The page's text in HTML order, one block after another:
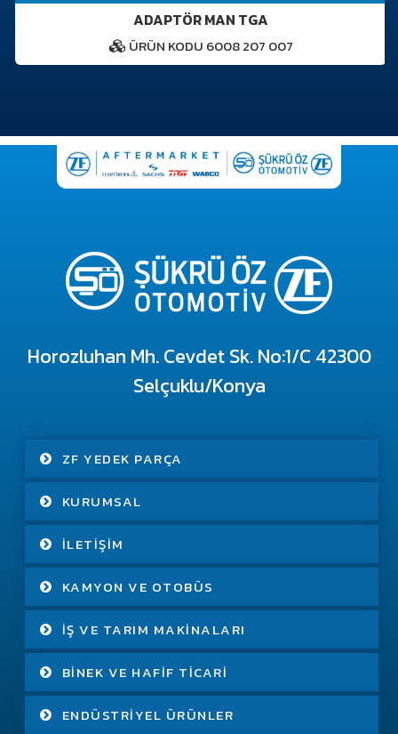
ADAPTÖR MAN TGA
ÜRÜN KODU 6008 207 007
Horozluhan Mh. Cevdet Sk. No:1/C 42300
Selçuklu/Konya
ZF YEDEK PARÇA
KURUMSAL
İLETIŞIM
KAMYON VE OTOBÜS
İŞ VE TARIM MAKINALARI
BINEK VE HAFIF TICARI
ENDÜSTRIYEL ÜRÜNLER